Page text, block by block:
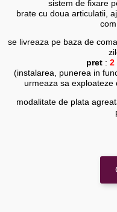
sistem de fixare
brate cu doua articulatii,
se livreaza pe baza de
pret : 2
(instalarea, punerea in
urmeaza sa exploateze
modalitate de plata